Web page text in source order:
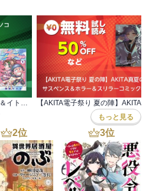
【AKITA電子祭り 夏の陣】蔵人幸明＆イトノコ 「まりも兄弟の茶飯事」最新10巻発売！
もっと見る
2位 3位